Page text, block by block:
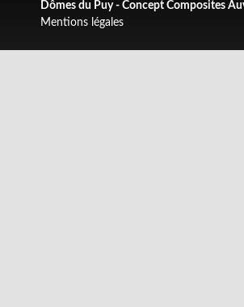
Dômes du Puy - Concept Composites
Mentions légales